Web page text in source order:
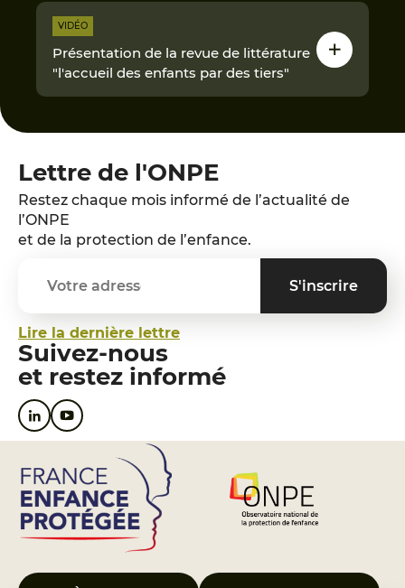
VIDÉO
Présentation de la revue de littérature
"l'accueil des enfants par des tiers"
Lettre de l'ONPE
Restez chaque mois informé de l’actualité de
l’ONPE
et de la protection de l’enfance.
Lire la dernière lettre
Suivez-nous
et restez informé